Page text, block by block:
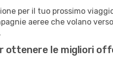
per il tuo prossimo
aeree che volano
ottenere le migliori